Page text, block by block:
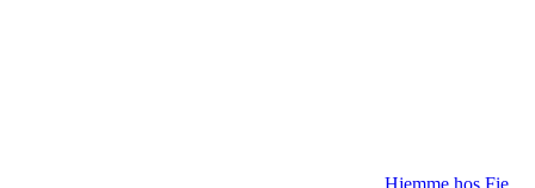
Hjemme hos Fie